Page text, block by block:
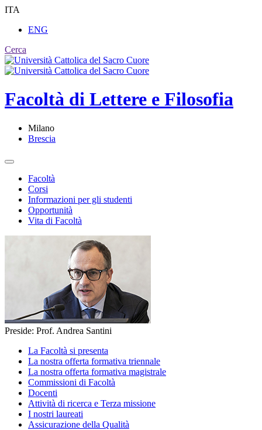
ITA
ENG
Cerca
Facoltà di Lettere e Filosofia
Milano
Brescia
Facoltà
Corsi
Informazioni per gli studenti
Opportunità
Vita di Facoltà
Preside: Prof. Andrea Santini
La Facoltà si presenta
La nostra offerta formativa triennale
La nostra offerta formativa magistrale
Commissioni di Facoltà
Docenti
Attività di ricerca e Terza missione
I nostri laureati
Assicurazione della Qualità